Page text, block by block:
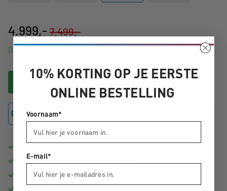
4.999,- 7.499,-
Direct uit voorraad leverbaar
Bekijk winkelvoorraad
Fietsenvolledigrijklaargeleverd
Bestelde accessoiresgratis
10% KORTING OP JE EERSTE
ONLINE BESTELLING
Voornaam*
E-mail*